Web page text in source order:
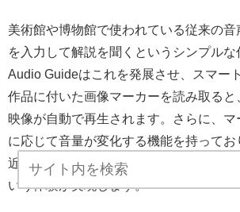
美術館や博物館で使われている従来の
を入力して解説を聞くというシンプル
Audio Guideはこれを発展させ、スマー
作品に付いた画像マーカーを読み取る
映像が自動で再生されます。さらに、
に応じて音量が変化する機能を持ってお
近づいたり離れたりする鑑賞行為に合わ
いう体験が実現します。